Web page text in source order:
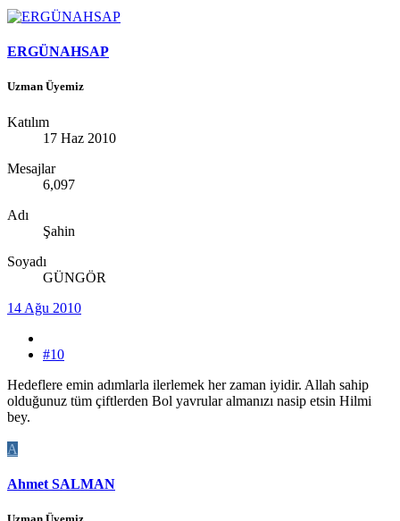
ERGÜNAHSAP
Uzman Üyemiz
Katılım
17 Haz 2010
Mesajlar
6,097
Adı
Şahin
Soyadı
GÜNGÖR
14 Ağu 2010
#10
Hedeflere emin adımlarla ilerlemek her zaman iyidir. Allah sahip
olduğunuz tüm çiftlerden Bol yavrular almanızı nasip etsin Hilmi
bey.
A
Ahmet SALMAN